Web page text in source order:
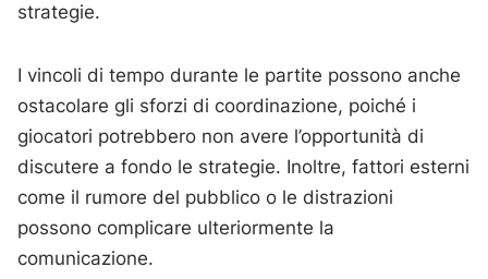
strategie.
I vincoli di tempo durante le partite possono anche
ostacolare gli sforzi di coordinazione, poiché i
giocatori potrebbero non avere l’opportunità di
discutere a fondo le strategie. Inoltre, fattori esterni
come il rumore del pubblico o le distrazioni
possono complicare ulteriormente la
comunicazione.